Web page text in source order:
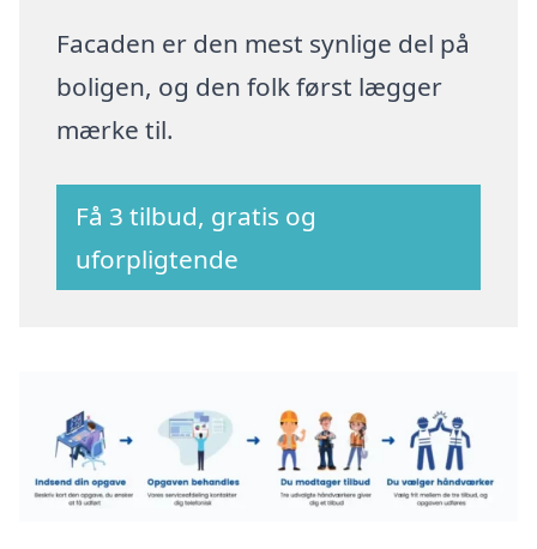
Facaden er den mest synlige del på
boligen, og den folk først lægger
mærke til.
Få 3 tilbud, gratis og
uforpligtende